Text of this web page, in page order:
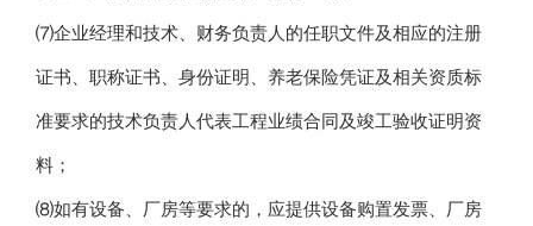
⑺企业经理和技术、财务负责人的任职文件及相应的注册
证书、职称证书、身份证明、养老保险凭证及相关资质标
准要求的技术负责人代表工程业绩合同及竣工验收证明资
料；
⑻如有设备、厂房等要求的，应提供设备购置发票、厂房